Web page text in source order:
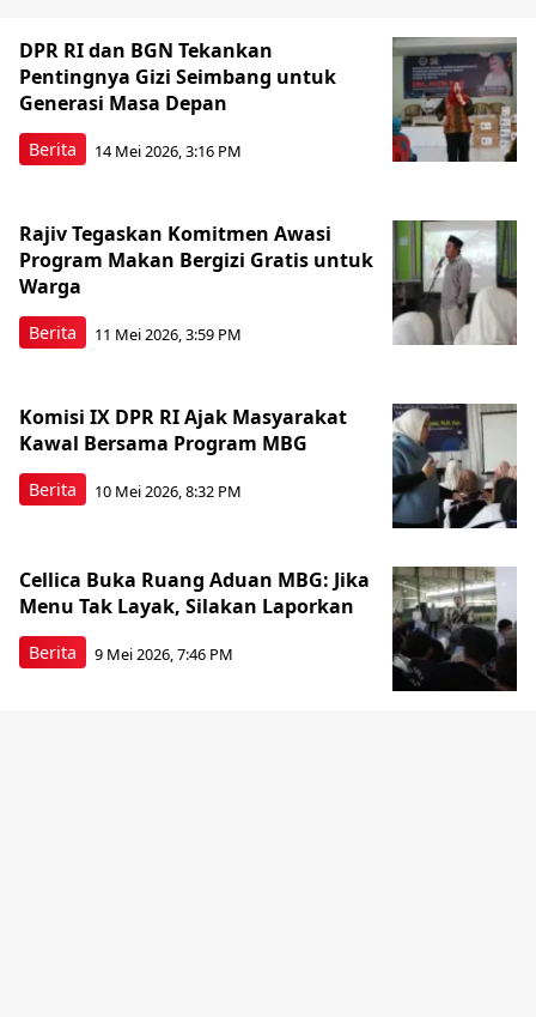
Berita
DPR RI dan BGN Tekankan
Pentingnya Gizi Seimbang untuk
Generasi Masa Depan
14 Mei 2026, 3:16 PM
Berita
Rajiv Tegaskan Komitmen Awasi
Program Makan Bergizi Gratis untuk
Warga
11 Mei 2026, 3:59 PM
Berita
Komisi IX DPR RI Ajak Masyarakat
Kawal Bersama Program MBG
10 Mei 2026, 8:32 PM
Berita
Cellica Buka Ruang Aduan MBG: Jika
Menu Tak Layak, Silakan Laporkan
9 Mei 2026, 7:46 PM